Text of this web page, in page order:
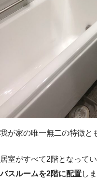
我が家の唯一無二の特徴と
居室がすべて2階となってい
バスルームを2階に配置し